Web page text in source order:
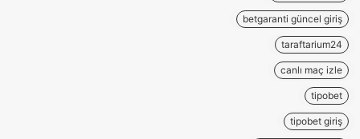
betgaranti güncel giriş
taraftarium24
canlı maç izle
tipobet
tipobet giriş